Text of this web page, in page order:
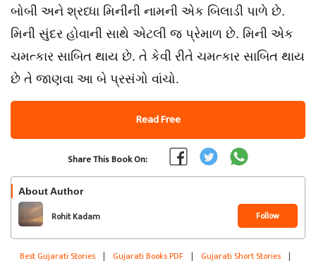
બોબી અને શ્રધ્ધા મિનીની નામની એક બિલાડી પાળે છે.
મિની સુંદર હોવાની સાથે એટલી જ પ્રેમાળ છે. મિની એક
ચમત્કાર સાબિત થાય છે. તે કેવી રીતે ચમત્કાર સાબિત થાય
છે તે જાણવા આ બે પ્રસંગો વાંચો.
Read Free
Share This Book On:
About Author
Rohit Kadam Follow
Best Gujarati Stories | Gujarati Books PDF | Gujarati Short Stories |